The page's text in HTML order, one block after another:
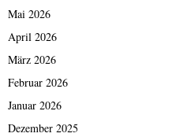
Mai 2026
April 2026
März 2026
Februar 2026
Januar 2026
Dezember 2025